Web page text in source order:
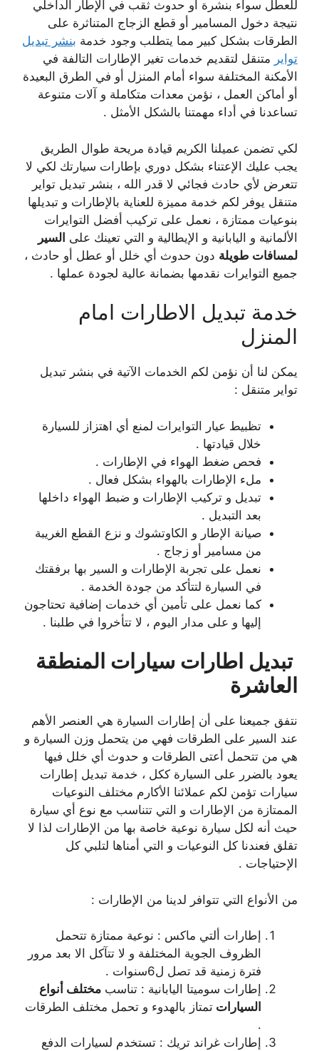
للعطل سواء بنشرة أو حدوث ثقب في الإطار الداخلي
نتيجة دخول المسامير أو قطع الزجاج المتناثرة على
الطرقات بشكل كبير مما يتطلب وجود خدمة بنشر تبديل
تواير متنقل لتقديم خدمات تغير الإطارات التالفة في
الأمكنة المختلفة سواء أمام المنزل أو في الطرق البعيدة
أو أماكن العمل ، نؤمن معدات متكاملة و آلات متنوعة
تساعدنا في أداء مهمتنا بالشكل الأمثل .
لكي تضمن عميلنا الكريم قيادة مريحة طوال الطريق
يجب عليك الإعتناء بشكل دوري بإطارات سيارتك لكي لا
تتعرض لأي حادث فجائي لا قدر الله ، بنشر تبديل تواير
متنقل يوفر لكم خدمة مميزة للعناية بالإطارات و تبديلها
بنوعيات ممتازة ، نعمل على تركيب أفضل التوايرات
الألمانية و اليابانية و الإيطالية و التي تعينك على السير
لمسافات طويلة دون حدوث أي خلل أو عطل أو حادث ،
جميع التوايرات نقدمها بضمانة عالية لجودة عملها .
خدمة تبديل الاطارات امام
المنزل
يمكن لنا أن نؤمن لكم الخدمات الآتية في بنشر تبديل
تواير متنقل :
تظبيط عيار التوايرات لمنع أي اهتزاز للسيارة
خلال قيادتها .
فحص ضغط الهواء في الإطارات .
ملء الإطارات بالهواء بشكل فعال .
تبديل و تركيب الإطارات و ضبط الهواء داخلها
بعد التبديل .
صيانة الإطار و الكاوتشوك و نزع القطع الغريبة
من مسامير أو زجاج .
نعمل على تجربة الإطارات و السير بها برفقتك
في السيارة لتتأكد من جودة الخدمة .
كما نعمل على تأمين أي خدمات إضافية تحتاجون
إليها و على مدار اليوم ، لا تتأخروا في طلبنا .
تبديل اطارات سيارات المنطقة
العاشرة
نتفق جميعنا على أن إطارات السيارة هي العنصر الأهم
عند السير على الطرقات فهي من يتحمل وزن السيارة و
هي من تتحمل أعتى الطرقات و حدوث أي خلل فيها
يعود بالضرر على السيارة ككل ، خدمة تبديل إطارات
سيارات تؤمن لكم عملائنا الأكارم مختلف النوعيات
الممتازة من الإطارات و التي تتناسب مع نوع أي سيارة
حيث أنه لكل سيارة نوعية خاصة بها من الإطارات لذا لا
تقلق فعندنا كل النوعيات و التي أمناها لتلبي كل
الإحتياجات .
من الأنواع التي تتوافر لدينا من الإطارات :
إطارات ألتي ماكس : نوعية ممتازة تتحمل
الظروف الجوية المختلفة و لا تتآكل الا بعد مرور
فترة زمنية قد تصل ل6سنوات .
إطارات سوميتا اليابانية : تناسب مختلف أنواع
السيارات تمتاز بالهدوء و تحمل مختلف الطرقات
.
إطارات غراند تريك : تستخدم لسيارات الدفع